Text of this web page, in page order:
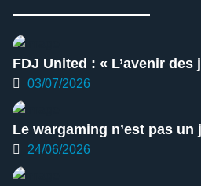
FDJ United : « L’avenir
03/07/2026
Le wargaming n’est pas
24/06/2026